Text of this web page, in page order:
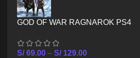
GOD OF WAR RAGNAROK PS4
S/69.00 – S/129.00